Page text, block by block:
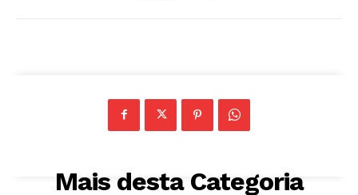
Mais desta Categoria